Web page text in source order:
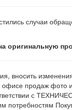
случаи
оригинальную
вносить
продаж фото
с
потребностям